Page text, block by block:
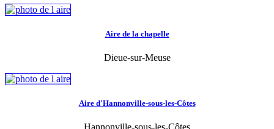
Aire de la chapelle
Dieue-sur-Meuse
Aire d'Hannonville-sous-les-Côtes